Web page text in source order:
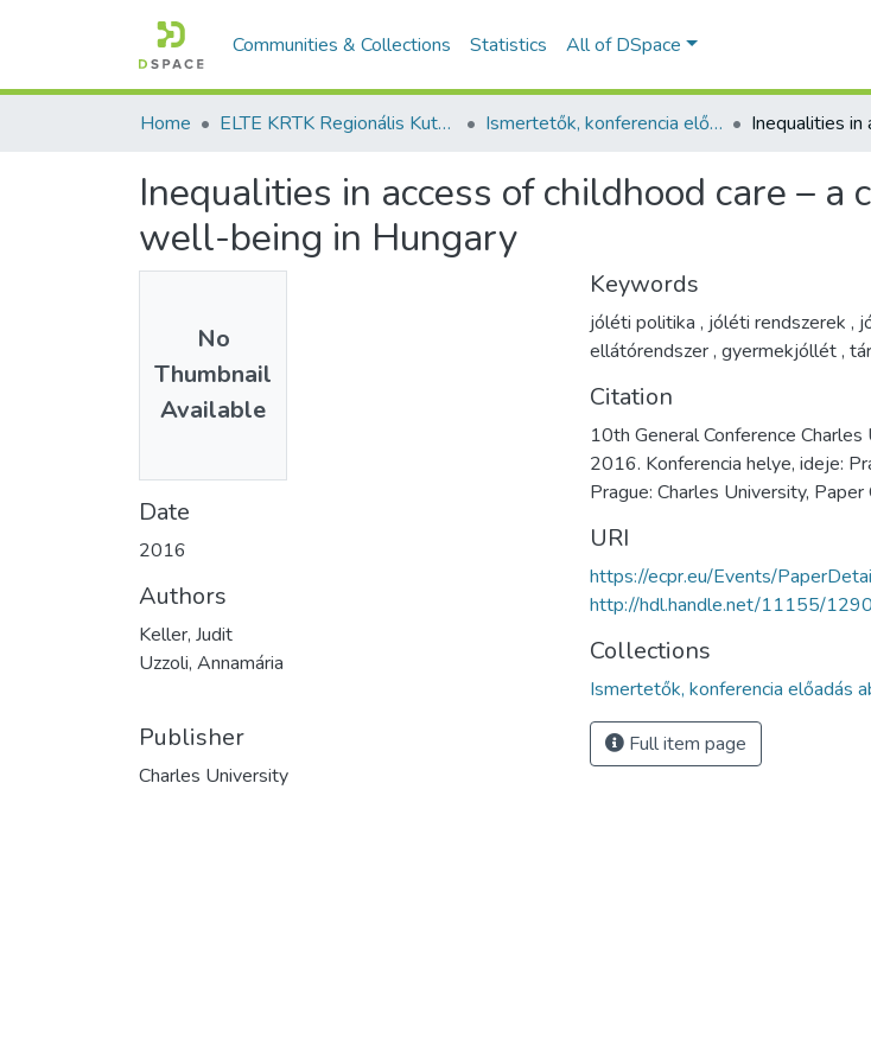
Communities & Collections Statistics All of DSpace
Home ELTE KRTK Regionális Kutatások Intézete Ismertetők, konferencia előadás absztraktok - idegen nyelvű (RKI)
Inequalities in access of childhood care – a
well-being in Hungary
No
Thumbnail
Available
Date
2016
Authors
Keller, Judit
Uzzoli, Annamária
Publisher
Charles University
Keywords
jóléti politika , jóléti rendszerek ,
ellátórendszer, gyermekjóllét,
Citation
10th General Conference
2016. Konferencia helye, ideje:
Prague: Charles University, Paper
URI
https://ecpr.eu/Events/
http://hdl.handle.net/11155/1290
Collections
Ismertetők, konferencia előadás
Full item page